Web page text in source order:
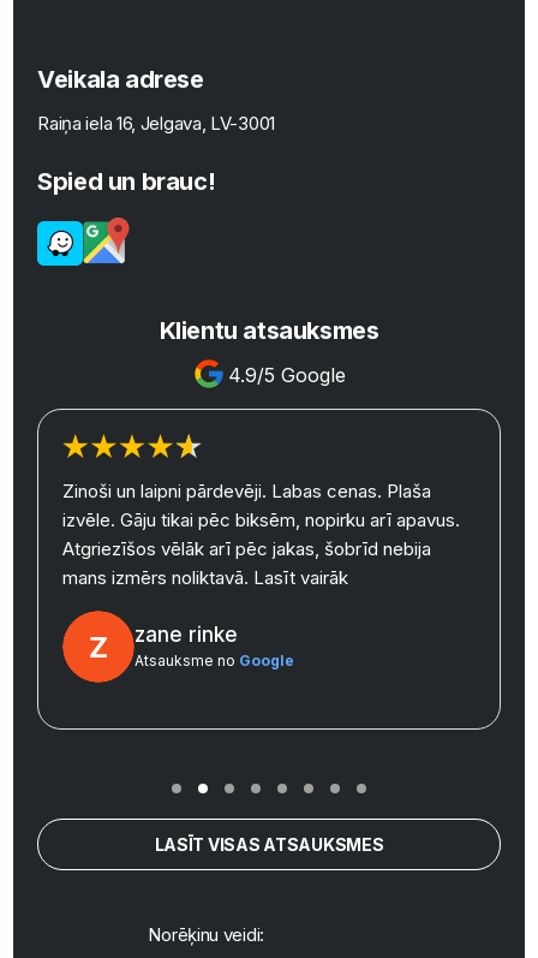
Veikala adrese
Raiņa iela 16, Jelgava, LV-3001
Spied un brauc!
Klientu atsauksmes
4.9/5 Google
Zinoši un laipni pārdevēji. Labas cenas. Plaša
izvēle. Gāju tikai pēc biksēm, nopirku arī apavus.
Atgriezīšos vēlāk arī pēc jakas, šobrīd nebija
mans izmērs noliktavā. Lasīt vairāk
zane rinke
Atsauksme no Google
LASĪT VISAS ATSAUKSMES
Norēķinu veidi: